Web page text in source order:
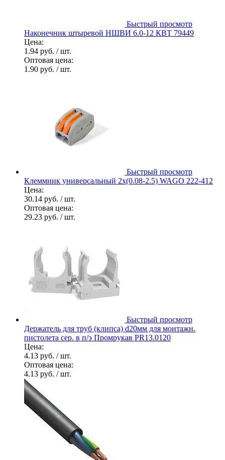
Быстрый просмотр
Наконечник штыревой НШВИ 6.0-12 КВТ 79449
Цена:
1.94 руб. / шт.
Оптовая цена:
1.90 руб. / шт.
Быстрый просмотр
Клеммник универсальный 2х(0.08-2.5) WAGO 222-412
Цена:
30.14 руб. / шт.
Оптовая цена:
29.23 руб. / шт.
Быстрый просмотр
Держатель для труб (клипса) d20мм для монтажн.
пистолета сер. в п/э Промрукав PR13.0120
Цена:
4.13 руб. / шт.
Оптовая цена:
4.13 руб. / шт.